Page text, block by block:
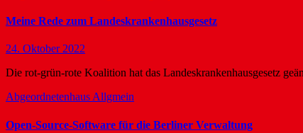
Meine Rede zum Landeskrankenhausgesetz
24. Oktober 2022
Die rot-grün-rote Koalition hat das Landeskrankenhausgesetz
AbgeordnetenhausAllgmein
Open-Source-Software für die Berliner Verwaltung